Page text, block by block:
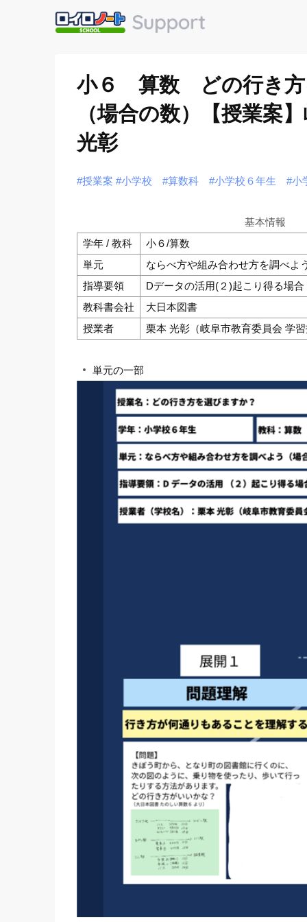
小６ 算数 どの行き方
（場合の数）【授業案
光彰
#授業案 #小学校 #算数科 #小学校６年生 #小
基本情報
学年 / 教科
小６/算数
単元
ならべ方や組み合わせ方を調べよ
指導要領
Dデータの活用(２)起こり得る場合
教科書会社
大日本図書
授業者
栗本 光彰（岐阜市教育委員会 学
単元の一部